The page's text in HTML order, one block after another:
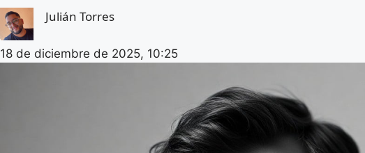
Julián Torres
18 de diciembre de 2025, 10:25